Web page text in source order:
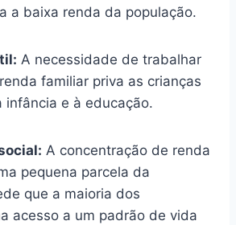
a baixa renda da população.
A necessidade de trabalhar
familiar priva as crianças
infância e à educação.
A concentração de renda
pequena parcela da
que a maioria dos
acesso a um padrão de vida